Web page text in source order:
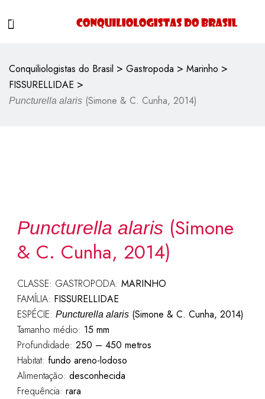
Conquiliologistas do Brasil > Gastropoda > Marinho >
FISSURELLIDAE >
Puncturella alaris (Simone & C. Cunha, 2014)
Puncturella alaris(Simone
& C. Cunha, 2014)
CLASSE: GASTROPODA: MARINHO
FAMÍLIA: FISSURELLIDAE
ESPÉCIE: Puncturella alaris(Simone & C. Cunha, 2014)
Tamanho médio: 15 mm
Profundidade: 250 – 450 metros
Habitat: fundo areno-lodoso
Alimentação: desconhecida
Frequência: rara